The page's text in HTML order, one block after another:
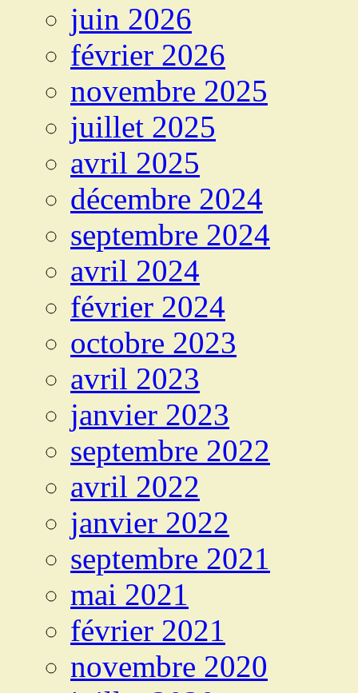
juin 2026
février 2026
novembre 2025
juillet 2025
avril 2025
décembre 2024
septembre 2024
avril 2024
février 2024
octobre 2023
avril 2023
janvier 2023
septembre 2022
avril 2022
janvier 2022
septembre 2021
mai 2021
février 2021
novembre 2020